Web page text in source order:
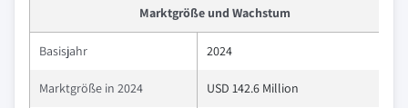
Marktgröße und Wachstum
Basisjahr 2024
Marktgröße in 2024 USD 142.6 Million